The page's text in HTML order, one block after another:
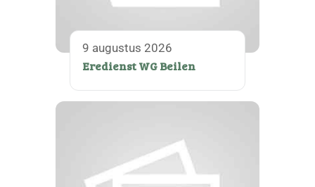
9 augustus 2026
Eredienst WG Beilen